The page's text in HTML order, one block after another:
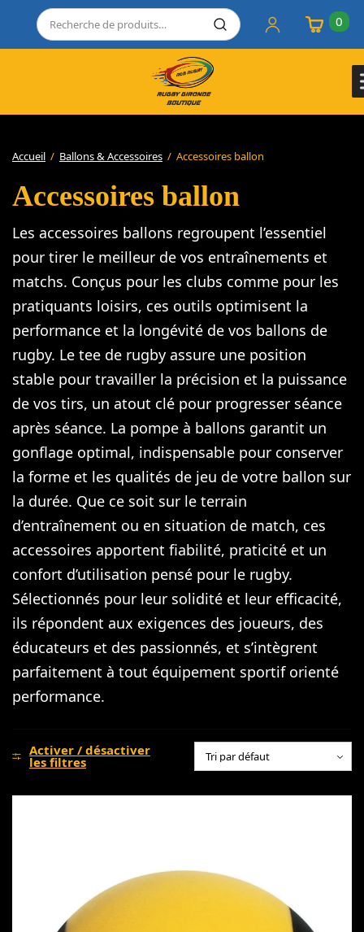
0
Accueil / Ballons & Accessoires / Accessoires ballon
Accessoires ballon
Les accessoires ballons regroupent l’essentiel
pour tirer le meilleur de vos entraînements et
matchs. Conçus pour les clubs comme pour les
pratiquants loisirs, ces outils optimisent la
performance et la longévité de vos ballons de
rugby. Le tee de rugby assure une position
stable pour travailler la précision et la puissance
de vos tirs, un atout clé pour progresser séance
après séance. La pompe à ballons garantit un
gonflage optimal, indispensable pour conserver
la forme et les qualités de jeu de votre ballon sur
la durée. Que ce soit sur le terrain
d’entraînement ou en situation de match, ces
accessoires apportent fiabilité, praticité et un
confort d’utilisation pensé pour le rugby.
Sélectionnés pour leur solidité et leur efficacité,
ils répondent aux exigences des joueurs, des
éducateurs et des passionnés, et s’intègrent
parfaitement à tout équipement sportif orienté
performance.
Activer / désactiver
les filtres